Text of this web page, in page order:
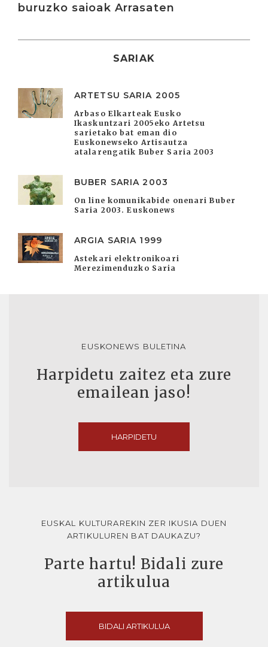
buruzko saioak Arrasaten
SARIAK
ARTETSU SARIA 2005
Arbaso Elkarteak Eusko
Ikaskuntzari 2005eko Artetsu
sarietako bat eman dio
Euskonewseko Artisautza
atalarengatik Buber Saria 2003
BUBER SARIA 2003
On line komunikabide onenari Buber
Saria 2003. Euskonews
ARGIA SARIA 1999
Astekari elektronikoari
Merezimenduzko Saria
EUSKONEWS BULETINA
Harpidetu zaitez eta zure
emailean jaso!
HARPIDETU
EUSKAL KULTURAREKIN ZER IKUSIA DUEN
ARTIKULUREN BAT DAUKAZU?
Parte hartu! Bidali zure
artikulua
BIDALI ARTIKULUA